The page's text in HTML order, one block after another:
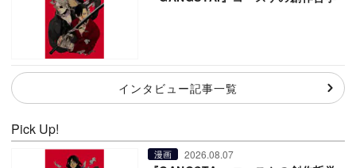
インタビュー記事一覧
Pick Up!
漫画 2026.08.07